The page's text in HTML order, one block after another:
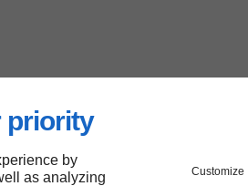
priority
by
as analyzing
Customize